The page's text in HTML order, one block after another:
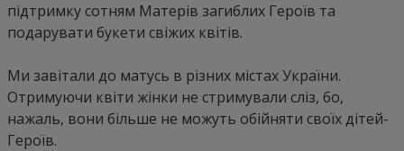
підтримку сотням Матерів загиблих Героїв та
подарувати букети свіжих квітів.
Ми завітали до матусь в різних містах України.
Отримуючи квіти жінки не стримували сліз, бо,
нажаль, вони більше не можуть обійняти своїх дітей-
Героїв.